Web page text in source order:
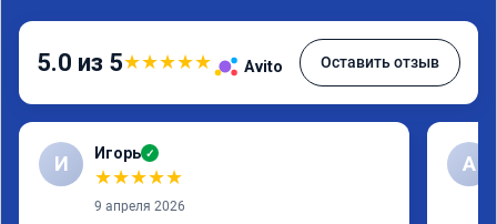
5.0 из 5★★★★★ Avito Оставить отзыв
И Игорь ✓
★★★★★
9 апреля 2026
A